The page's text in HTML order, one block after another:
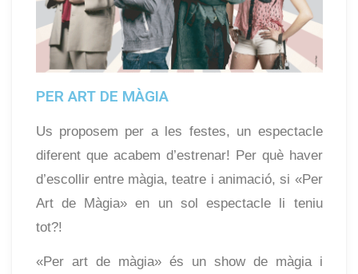
PER ART DE MÀGIA
Us proposem per a les festes, un espectacle
diferent que acabem d’estrenar! Per què haver
d’escollir entre màgia, teatre i animació, si «Per
Art de Màgia» en un sol espectacle li teniu
tot?!
«Per art de màgia» és un show de màgia i